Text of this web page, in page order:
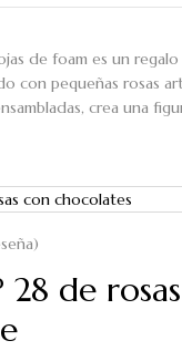
de foam es un
con pequeñas rosas
crea una
28 de